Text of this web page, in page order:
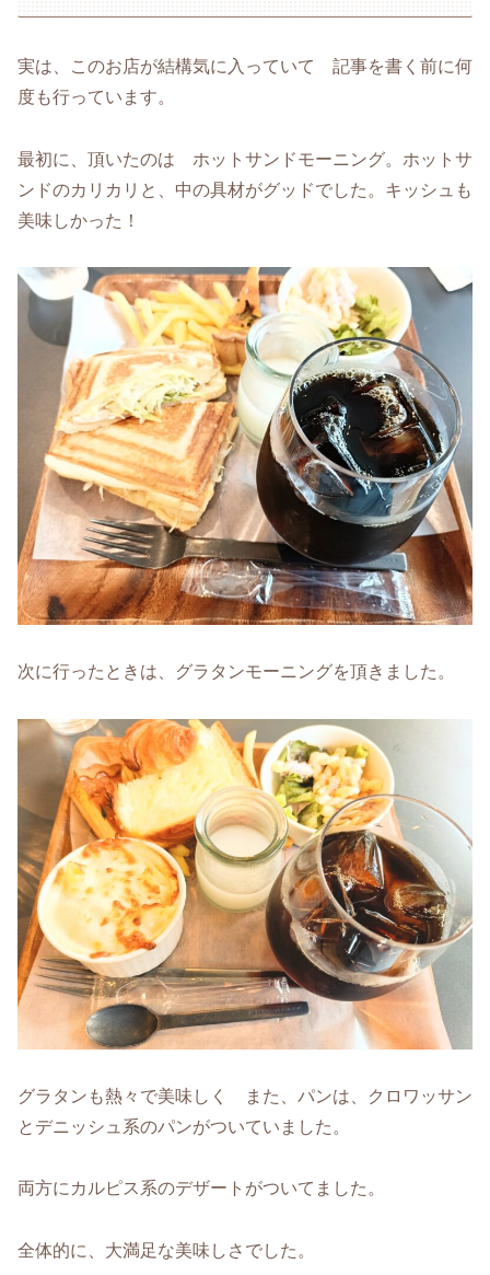
実は、このお店が結構気に入っていて 記事を書く前に何
度も行っています。
最初に、頂いたのは ホットサンドモーニング。ホットサ
ンドのカリカリと、中の具材がグッドでした。キッシュも
美味しかった！
次に行ったときは、グラタンモーニングを頂きました。
グラタンも熱々で美味しく また、パンは、クロワッサン
とデニッシュ系のパンがついていました。
両方にカルピス系のデザートがついてました。
全体的に、大満足な美味しさでした。